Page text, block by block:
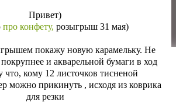
Привет)
про конфету, розыгрыш 31 мая)
покажу новую карамельку. Не
покрупнее и акварельной бумаги в ход
кому 12 листочков тисненой
можно прикинуть , исходя из коврика
для резки